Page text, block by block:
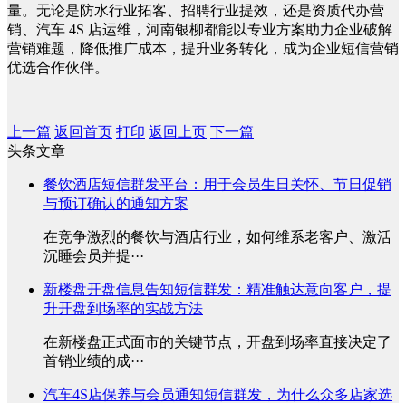
量。无论是防水行业拓客、招聘行业提效，还是资质代办营
销、汽车 4S 店运维，河南银柳都能以专业方案助力企业破解
营销难题，降低推广成本，提升业务转化，成为企业短信营销
优选合作伙伴。
上一篇 返回首页 打印 返回上页 下一篇
头条文章
餐饮酒店短信群发平台：用于会员生日关怀、节日促销
与预订确认的通知方案
在竞争激烈的餐饮与酒店行业，如何维系老客户、激活
沉睡会员并提···
新楼盘开盘信息告知短信群发：精准触达意向客户，提
升开盘到场率的实战方法
在新楼盘正式面市的关键节点，开盘到场率直接决定了
首销业绩的成···
汽车4S店保养与会员通知短信群发，为什么众多店家选